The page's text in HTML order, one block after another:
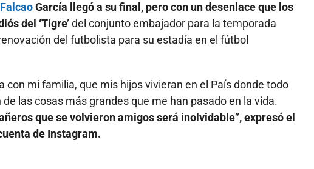
García llegó a su final, pero con un desenlace que los
del ‘Tigre’del conjunto embajador para la temporada
del futbolista para su estadía en el fútbol
con mi familia, que mis hijos vivieran en el País donde todo
las cosas más grandes que me han pasado en la vida.
que se volvieron amigos será inolvidable”, expresó el
de Instagram.